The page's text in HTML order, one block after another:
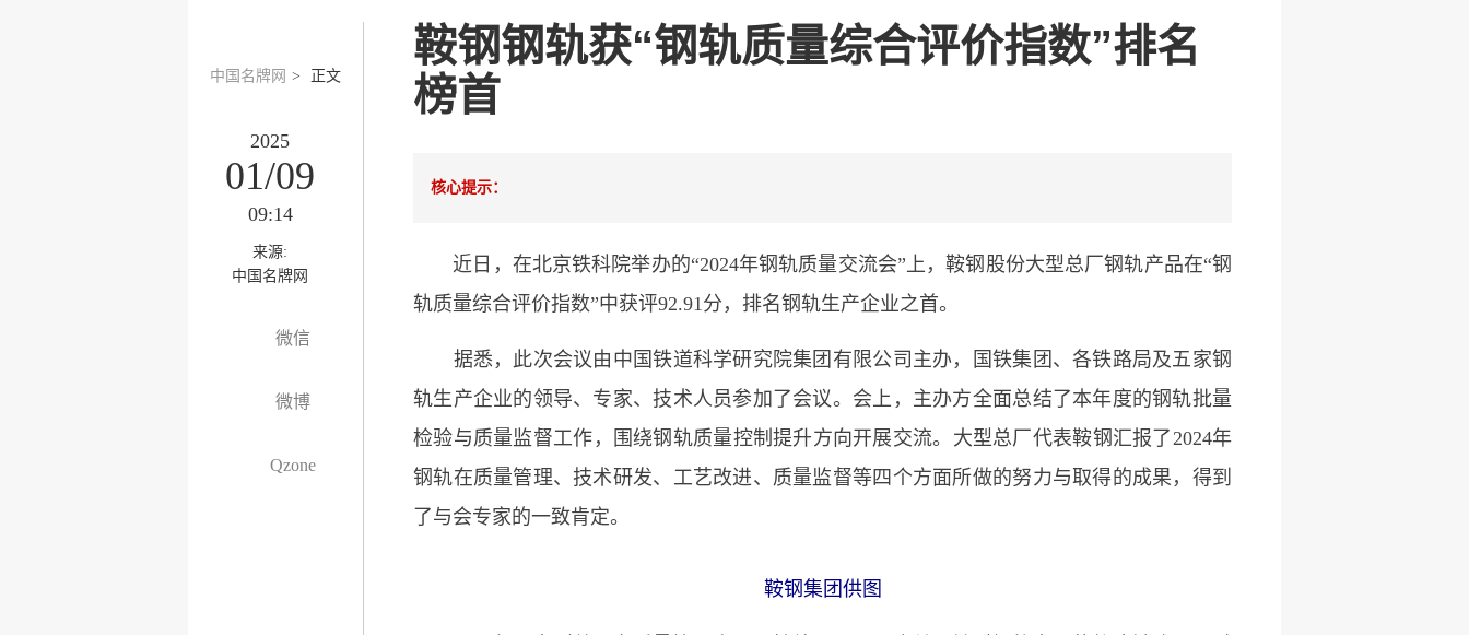
中国名牌网 > 正文
2025
01/09
09:14
来源:
中国名牌网
微信
微博
Qzone
鞍钢钢轨获“钢轨质量综合评价指数”排名
榜首
核心提示：
近日，在北京铁科院举办的“2024年钢轨质量交流会”上，鞍钢股份大型总厂钢轨产品在“钢
轨质量综合评价指数”中获评92.91分，排名钢轨生产企业之首。
据悉，此次会议由中国铁道科学研究院集团有限公司主办，国铁集团、各铁路局及五家钢
轨生产企业的领导、专家、技术人员参加了会议。会上，主办方全面总结了本年度的钢轨批量
检验与质量监督工作，围绕钢轨质量控制提升方向开展交流。大型总厂代表鞍钢汇报了2024年
钢轨在质量管理、技术研发、工艺改进、质量监督等四个方面所做的努力与取得的成果，得到
了与会专家的一致肯定。
鞍钢集团供图